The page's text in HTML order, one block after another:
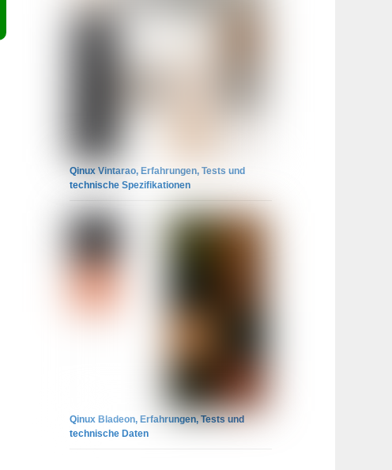
Qinux Vintarao, Erfahrungen, Tests und
technische Spezifikationen
Qinux Bladeon, Erfahrungen, Tests und
technische Daten